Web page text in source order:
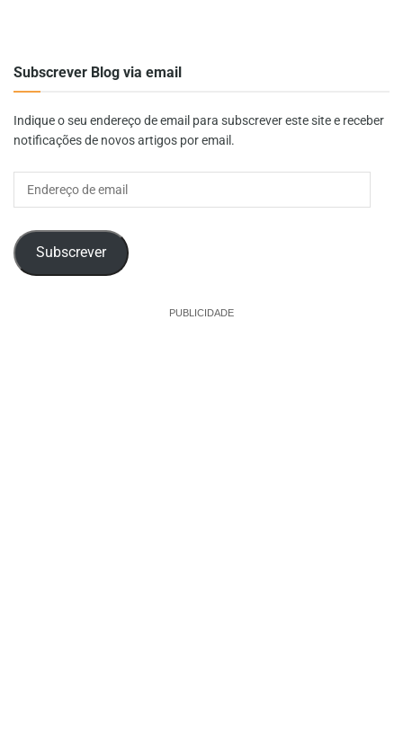
Subscrever Blog via email
Indique o seu endereço de email para subscrever este site e receber
notificações de novos artigos por email.
Subscrever
PUBLICIDADE